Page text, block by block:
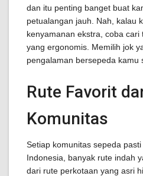
dan itu penting banget buat
petualangan jauh. Nah, kalau
kenyamanan ekstra, coba
yang ergonomis. Memilih jok
pengalaman bersepeda kamu
Rute Favorit
Komunitas
Setiap komunitas sepeda
Indonesia, banyak rute indah
dari rute perkotaan yang asri